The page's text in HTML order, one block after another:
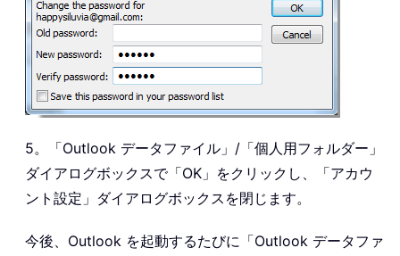
5。「Outlook データファイル」/「個人用フォルダー」
ダイアログボックスで「OK」をクリックし、「アカウ
ント設定」ダイアログボックスを閉じます。
今後、Outlook を起動するたびに「Outlook データファ